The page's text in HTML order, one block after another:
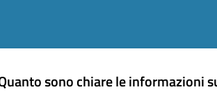
sono chiare le informazioni